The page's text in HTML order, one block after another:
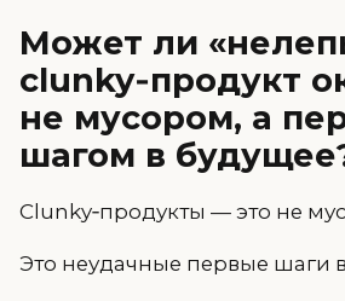
Может ли
clunky‑продукт
не мусором, а
шагом в
Clunky‑продукты — это не
Это неудачные первые шаги